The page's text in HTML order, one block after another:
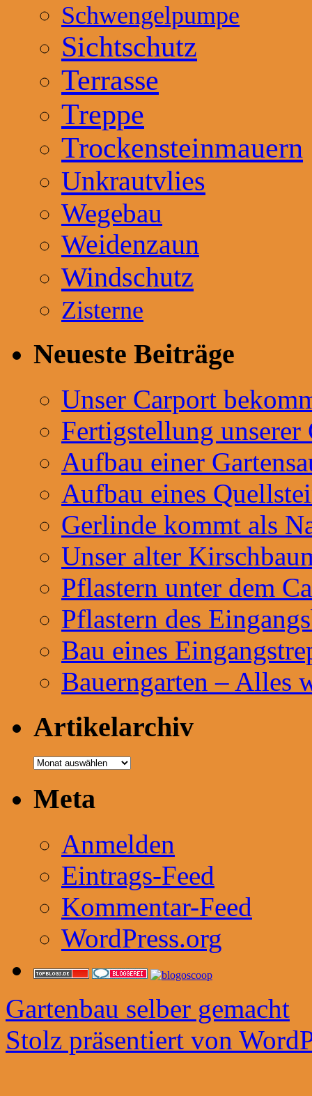
Schwengelpumpe
Sichtschutz
Terrasse
Treppe
Trockensteinmauern
Unkrautvlies
Wegebau
Weidenzaun
Windschutz
Zisterne
Neueste Beiträge
Unser Carport
Fertigstellung unserer
Aufbau einer
Aufbau eines
Gerlinde kommt als
Unser alter
Pflastern unter dem
Pflastern des
Bau eines
Bauerngarten – Alles
Artikelarchiv
Artikelarchiv
Meta
Anmelden
Eintrags-Feed
Kommentar-Feed
WordPress.org
Gartenbau selber gemacht
Stolz präsentiert von